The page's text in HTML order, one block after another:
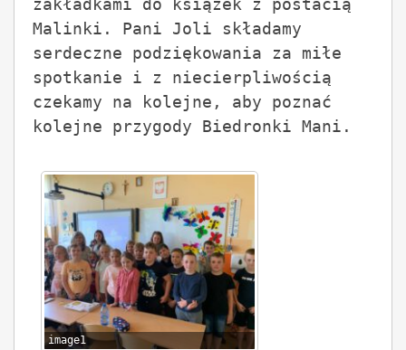
zakładkami do książek z postacią
Malinki. Pani Joli składamy
serdeczne podziękowania za miłe
spotkanie i z niecierpliwością
czekamy na kolejne, aby poznać
kolejne przygody Biedronki Mani.
image1